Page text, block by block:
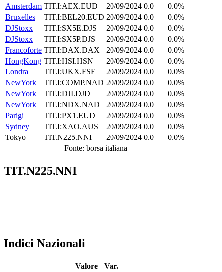
Amsterdam TIT.I:AEX.EUD 20/09/2024 0.0
0.0%
Bruxelles
TIT.I:BEL20.EUD 20/09/2024 0.0
0.0%
DJStoxx
TIT.I:SX5E.DJS 20/09/2024 0.0
0.0%
DJStoxx
TIT.I:SX5P.DJS 20/09/2024 0.0
0.0%
Francoforte TIT.I:DAX.DAX 20/09/2024 0.0
0.0%
HongKong TIT.I:HSI.HSN 20/09/2024 0.0
0.0%
Londra
TIT.I:UKX.FSE 20/09/2024 0.0
0.0%
NewYork
TIT.I:COMP.NAD 20/09/2024 0.0
0.0%
NewYork
TIT.I:DJI.DJD 20/09/2024 0.0
0.0%
NewYork
TIT.I:NDX.NAD 20/09/2024 0.0
0.0%
Parigi
TIT.I:PX1.EUD 20/09/2024 0.0
0.0%
Sydney
TIT.I:XAO.AUS 20/09/2024 0.0
0.0%
Tokyo
TIT.N225.NNI 20/09/2024 0.0
0.0%
Fonte: borsa italiana
TIT.N225.NNI
Indici Nazionali
Valore
Var.